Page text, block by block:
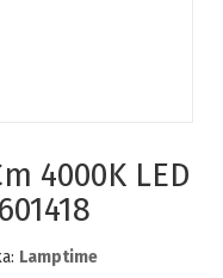
4000K LED
Lamptime